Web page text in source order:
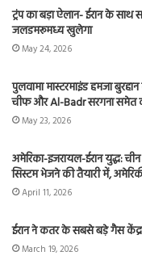
ट्रंप का बड़ा ऐलान- ईरान के
जलडमरूमध्य खुलेगा
May 24, 2026
पुलवामा मास्टरमाइंड हमजा
चीफ और Al-Badr सरगना
May 23, 2026
अमेरिका-इजरायल-ईरान युद्ध:
सिस्टम भेजने की तैयारी में,
April 11, 2026
ईरान ने कतर के सबसे बड़े गैस केंद्र
March 19, 2026